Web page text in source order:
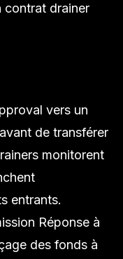
contrat drainer
vers un
avant de transférer
monitorent
entrants.
Réponse à
des fonds à